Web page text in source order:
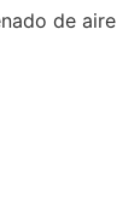
de aire